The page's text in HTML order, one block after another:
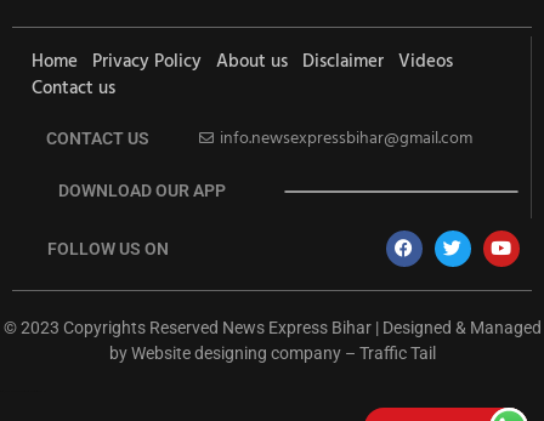
Home Privacy Policy About us Disclaimer Videos
Contact us
CONTACT US info.newsexpressbihar@gmail.com
DOWNLOAD OUR APP
FOLLOW US ON
© 2023 Copyrights Reserved News Express Bihar | Designed & Managed
byWebsite designing company– Traffic Tail